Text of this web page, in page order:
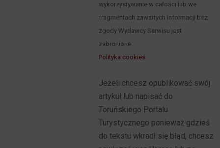
wykorzystywanie w całości lub we
fragmentach zawartych informacji bez
zgody Wydawcy Serwisu jest
zabronione.
Polityka cookies
Jeżeli chcesz opublikować swój
artykuł lub napisać do
Toruńskiego Portalu
Turystycznego ponieważ gdzieś
do tekstu wkradł się błąd, chcesz